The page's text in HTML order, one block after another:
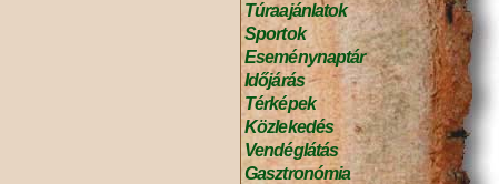
Túraajánlatok
Sportok
Eseménynaptár
Időjárás
Térképek
Közlekedés
Vendéglátás
Gasztronómia